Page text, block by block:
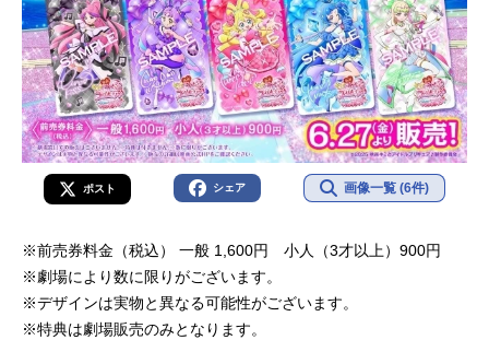
ポスト シェア 画像一覧 (6件)
※前売券料金（税込） 一般 1,600円 小人（3才以上）900円
※劇場により数に限りがございます。
※デザインは実物と異なる可能性がございます。
※特典は劇場販売のみとなります。